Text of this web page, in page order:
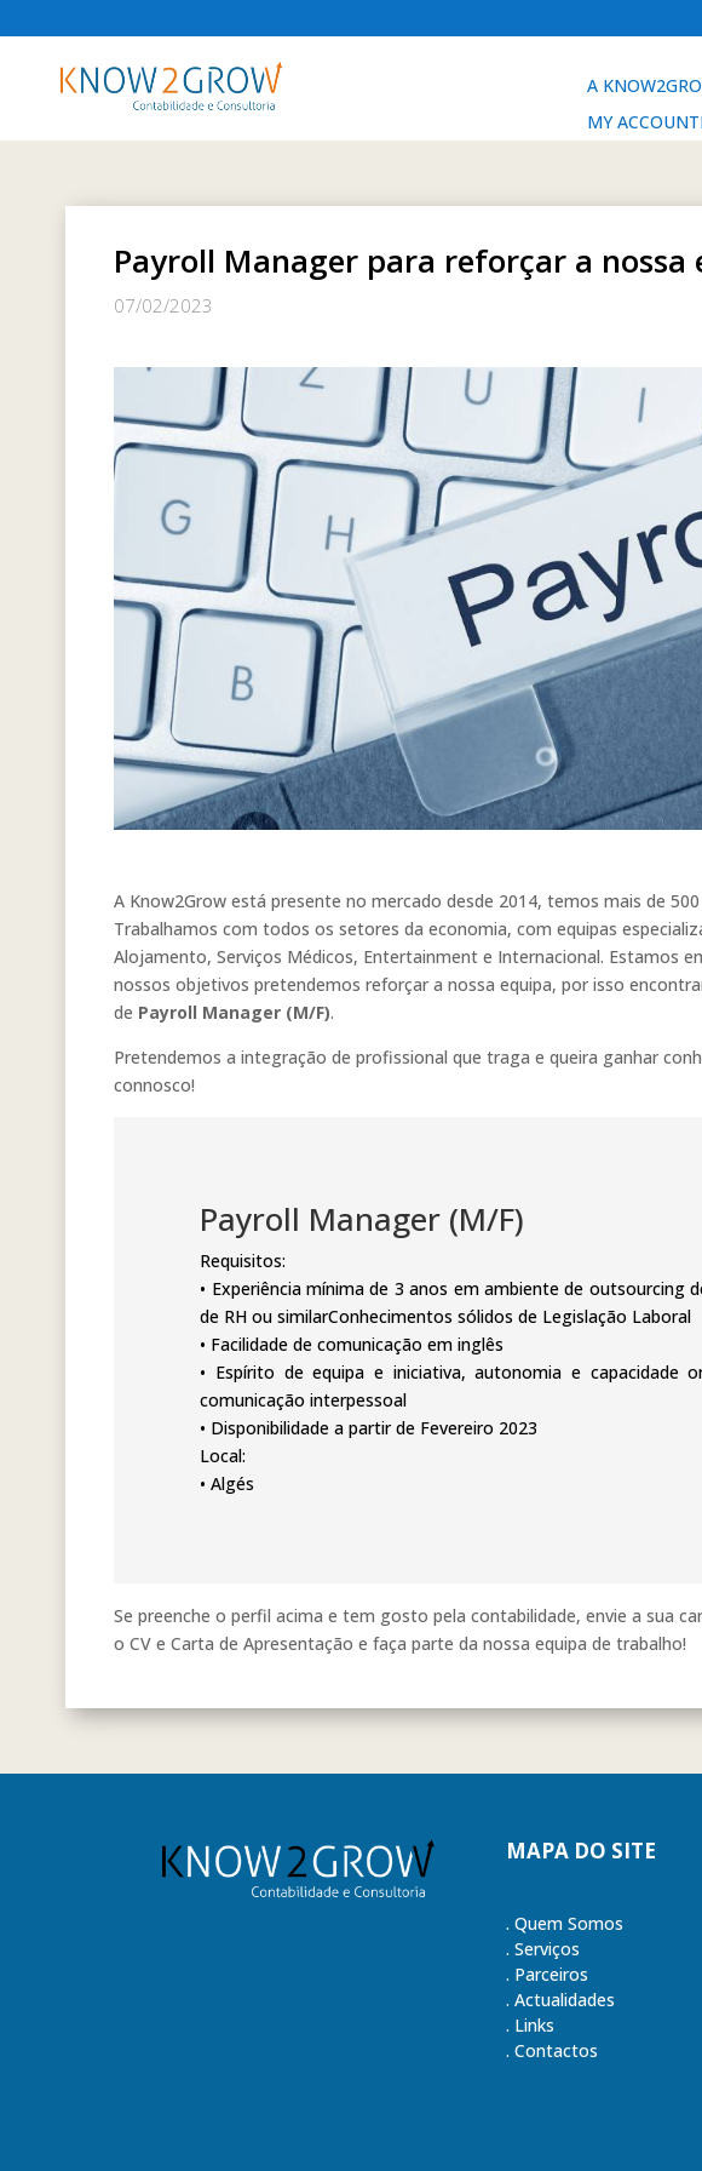
A
MY
Payroll Manager para reforçar a nossa
07/02/2023
A Know2Grow está presente no mercado desde 2014, temos mais de
Trabalhamos com todos os setores da economia, com equipas
Alojamento, Serviços Médicos, Entertainment e Internacional. Estamos
nossos objetivos pretendemos reforçar a nossa equipa, por isso
de Payroll Manager (M/F).
Pretendemos a integração de profissional que traga e queira ganhar
connosco!
Payroll Manager (M/F)
Requisitos:
• Experiência mínima de 3 anos em ambiente de outsourcing
de RH ou similarConhecimentos sólidos de Legislação Laboral
• Facilidade de comunicação em inglês
• Espírito de equipa e iniciativa, autonomia e capacidade
comunicação interpessoal
• Disponibilidade a partir de Fevereiro 2023
Local:
• Algés
Se preenche o perfil acima e tem gosto pela contabilidade, envie a sua
o CV e Carta de Apresentação e faça parte da nossa equipa de trabalho!
MAPA DO SITE
. Quem Somos
. Serviços
. Parceiros
. Actualidades
. Links
. Contactos